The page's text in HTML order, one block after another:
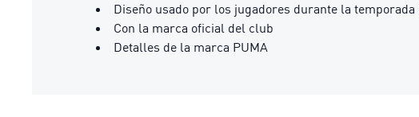
Diseño usado por los jugadores durante la temporada
Con la marca oficial del club
Detalles de la marca PUMA